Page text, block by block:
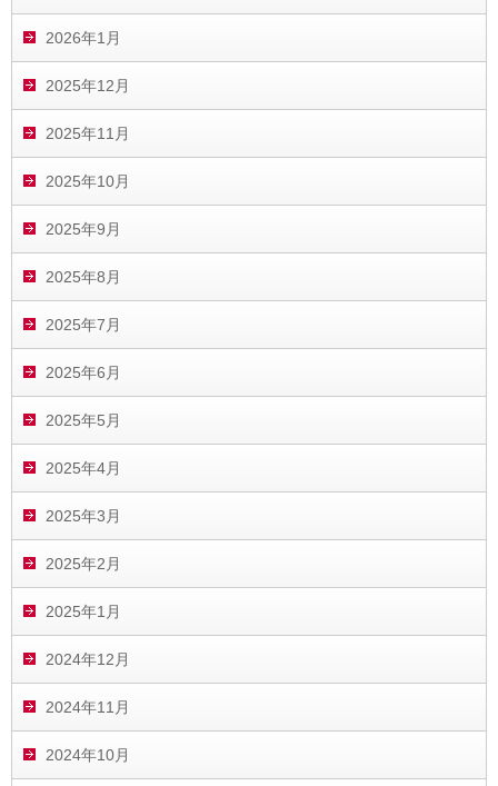
2026年1月
2025年12月
2025年11月
2025年10月
2025年9月
2025年8月
2025年7月
2025年6月
2025年5月
2025年4月
2025年3月
2025年2月
2025年1月
2024年12月
2024年11月
2024年10月